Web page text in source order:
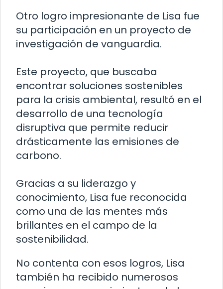
Otro logro impresionante de Lisa fue
su participación en un proyecto de
investigación de vanguardia.
Este proyecto, que buscaba
encontrar soluciones sostenibles
para la crisis ambiental, resultó en el
desarrollo de una tecnología
disruptiva que permite reducir
drásticamente las emisiones de
carbono.
Gracias a su liderazgo y
conocimiento, Lisa fue reconocida
como una de las mentes más
brillantes en el campo de la
sostenibilidad.
No contenta con esos logros, Lisa
también ha recibido numerosos